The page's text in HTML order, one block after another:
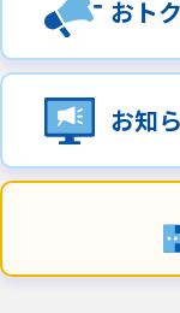
ご利用約款・重
プライバシーポ
広告掲載のご案内
おト
お知